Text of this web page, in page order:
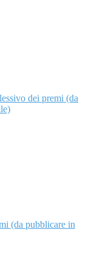
dei premi (da
(da pubblicare in